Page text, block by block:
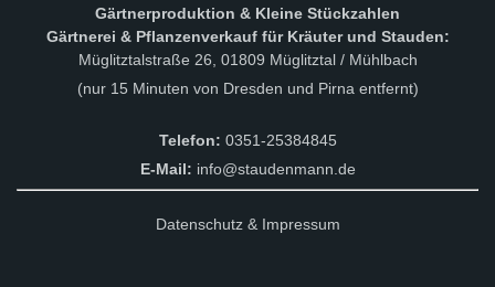
Gärtnerproduktion & Kleine Stückzahlen
Gärtnerei & Pflanzenverkauf für Kräuter und Stauden:
Müglitztalstraße 26, 01809 Müglitztal / Mühlbach
(nur 15 Minuten von Dresden und Pirna entfernt)
Telefon: 0351-25384845
E-Mail: info@staudenmann.de
Datenschutz & Impressum